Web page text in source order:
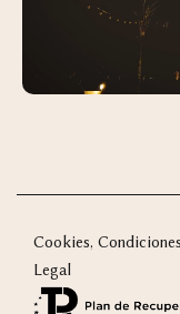
Cookies,
Legal